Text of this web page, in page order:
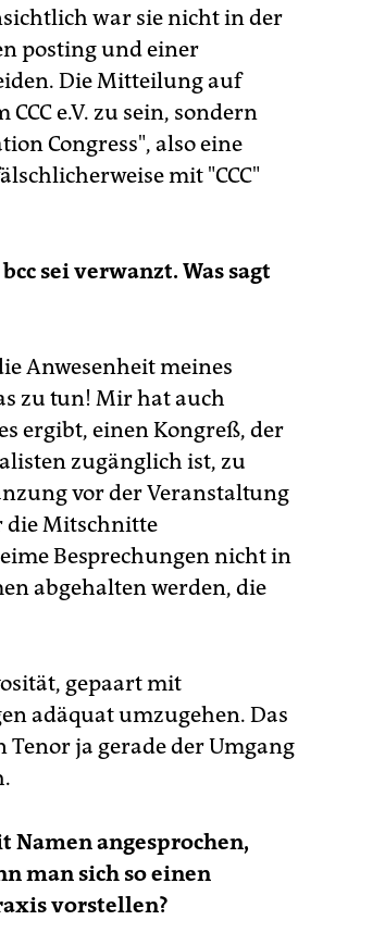
war sie nicht in der
posting und einer
Die Mitteilung auf
e.V. zu sein, sondern
Congress", also eine
mit "CCC"
sei verwanzt. Was sagt
Anwesenheit meines
zu tun! Mir hat auch
ergibt, einen Kongreß, der
zugänglich ist, zu
vor der Veranstaltung
die Mitschnitte
Besprechungen nicht in
abgehalten werden, die
gepaart mit
adäquat umzugehen. Das
ja gerade der Umgang
Namen angesprochen,
man sich so einen
vorstellen?